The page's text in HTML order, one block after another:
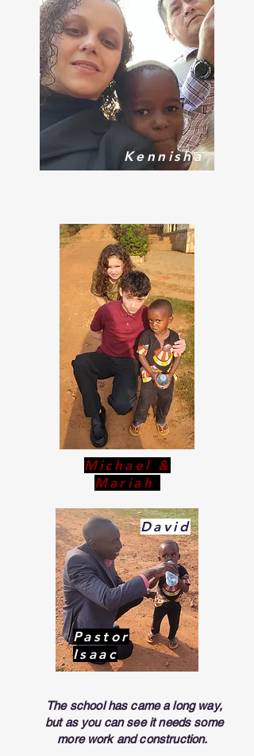
Kennisha
Michael &
Mariah
David
Pastor
Isaac
The school has came a long way,
but as you can see it needs some
more work andconstruction.